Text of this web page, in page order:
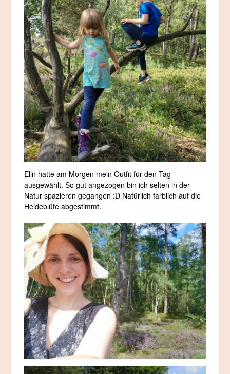
Elin hatte am Morgen mein Outfit für den Tag
ausgewählt. So gut angezogen bin ich selten in der
Natur spazieren gegangen :D Natürlich farblich auf die
Heideblüte abgestimmt.